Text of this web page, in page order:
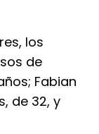
los
de
Fabian
de 32, y